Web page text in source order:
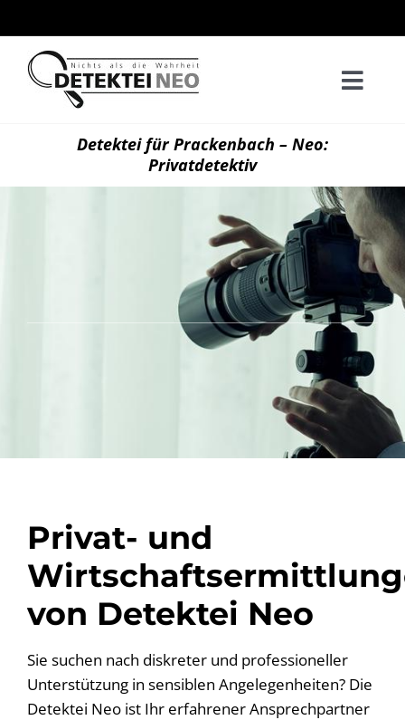
Inhalt
springen
Detektei für Prackenbach – Neo:
Privatdetektiv
Privat- und
von Detektei Neo
Sie suchen nach diskreter und professioneller
Unterstützung in sensiblen Angelegenheiten? Die
Detektei Neo ist Ihr erfahrener Ansprechpartner